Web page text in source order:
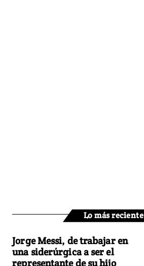
Lo más reciente
Jorge Messi, de trabajar en
una siderúrgica a ser el
representante de su hijo